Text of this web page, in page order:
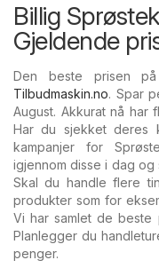
Billig
Gjeldende
Den beste prisen
Tilbudmaskin.no. Spar
August. Akkurat nå har
Har du sjekket deres
kampanjer for
igjennom disse i dag og
Skal du handle flere
produkter som for
Vi har samlet de
Planlegger du
penger.